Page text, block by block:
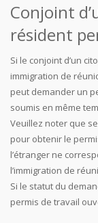
Conjoint
résident
Si le conjoint d’un
immigration de
peut demander un
soumis en même
Veuillez noter que
pour obtenir le
l’étranger ne
l’immigration de
Si le statut du
permis de travail